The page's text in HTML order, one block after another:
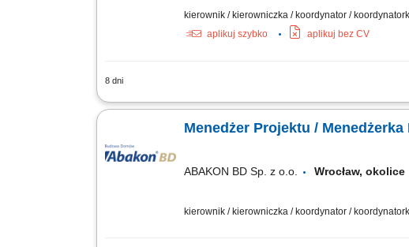
kierownik / kierowniczka / koordynator /
aplikuj szybko
aplikuj bez CV
8 dni
Zarządzanie inwestycjami budowlanymi na
Menedżer Projektu / Menedżerka
ABAKON BD Sp. z o.o. Wrocław,
kierownik / kierowniczka / koordynator /